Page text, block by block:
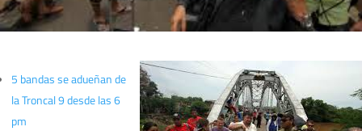
5 bandas se adueñan de
la Troncal 9 desde las 6
pm